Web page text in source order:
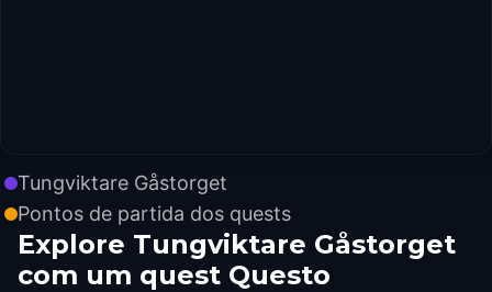
Tungviktare Gåstorget
Pontos de partida dos quests
Explore Tungviktare Gåstorget
com um quest Questo